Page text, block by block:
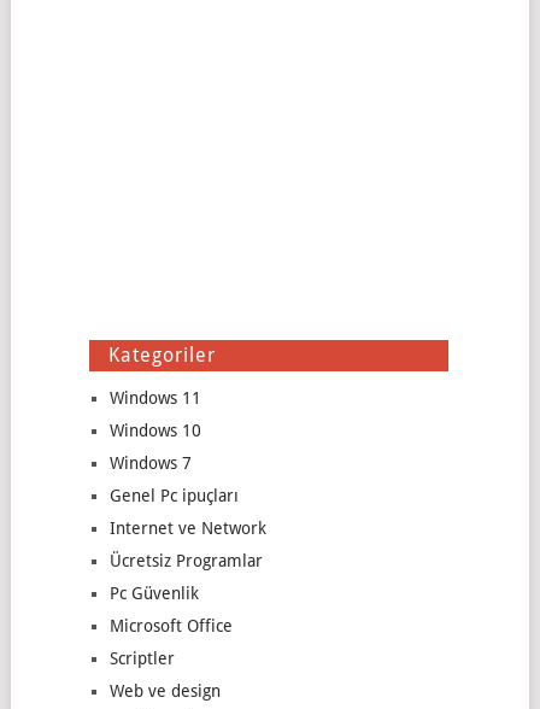
Kategoriler
Windows 11
Windows 10
Windows 7
Genel Pc ipuçları
Internet ve Network
Ücretsiz Programlar
Pc Güvenlik
Microsoft Office
Scriptler
Web ve design